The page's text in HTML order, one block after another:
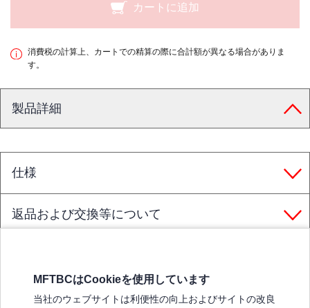
カートに追加
消費税の計算上、カートでの精算の際に合計額が異なる場合がありま
す。
製品詳細
仕様
返品および交換等について
MFTBCはCookieを使用しています
当社のウェブサイトは利便性の向上およびサイトの改良